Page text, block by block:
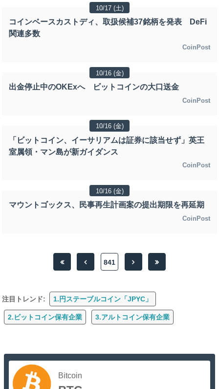
10/17 (土)
コインベースカストディ、取扱候補37銘柄を発表 DeFi
関連多数
CoinPost
10/16 (金)
出金停止中のOKExへ ビットコインの大口送金
CoinPost
10/16 (金)
「ビットコイン、イーサリアムは証券に該当せず」英王
室属領・マン島が新ガイダンス
CoinPost
10/16 (金)
マウントゴックス、民事再生計画案の提出期限を再延期
CoinPost
841
注目トレンド: 1.円ステーブルコイン「JPYC」
2.ビットコイン保有企業 3.アルトコイン保有企業
Bitcoin